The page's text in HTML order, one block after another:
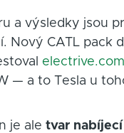
a výsledky jsou
Nový CATL pack
— a to Tesla u
je aletvar